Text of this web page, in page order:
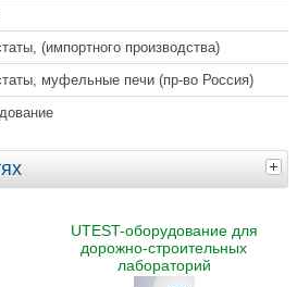
(импортного производства)
муфельные печи (пр-во Россия)
UTEST-оборудование для
дорожно-строительных
лабораторий